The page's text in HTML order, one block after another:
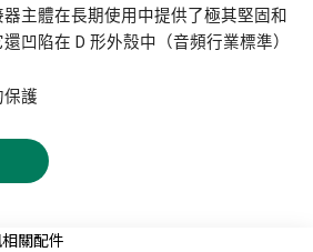
主體在長期使用中提供了極其堅固和
凹陷在 D 形外殼中（音頻行業標準）
保護
相關配件